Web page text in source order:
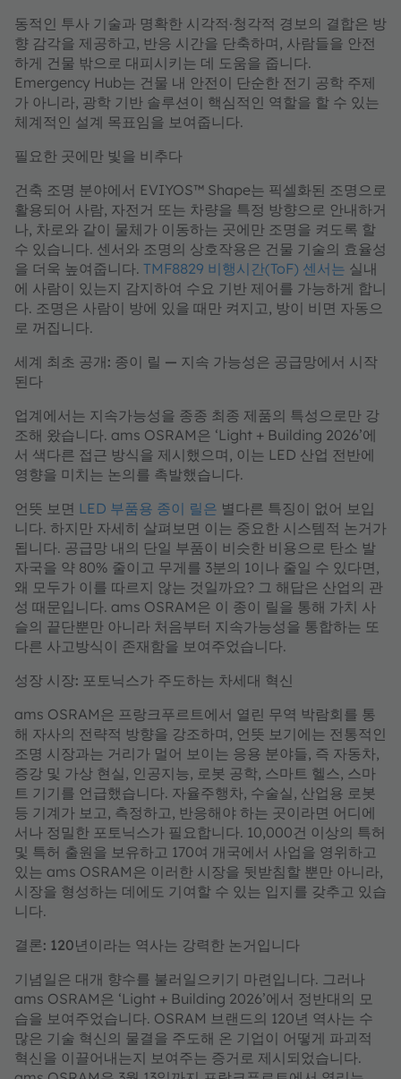
동적인 투사 기술과 명확한 시각적·청각적 경보의 결합은 방
향 감각을 제공하고, 반응 시간을 단축하며, 사람들을 안전
하게 건물 밖으로 대피시키는 데 도움을 줍니다.
Emergency Hub는 건물 내 안전이 단순한 전기 공학 주제
가 아니라, 광학 기반 솔루션이 핵심적인 역할을 할 수 있는
체계적인 설계 목표임을 보여줍니다.
필요한 곳에만 빛을 비추다
건축 조명 분야에서 EVIYOS™ Shape는 픽셀화된 조명으로
활용되어 사람, 자전거 또는 차량을 특정 방향으로 안내하거
나, 차로와 같이 물체가 이동하는 곳에만 조명을 켜도록 할
수 있습니다. 센서와 조명의 상호작용은 건물 기술의 효율성
을 더욱 높여줍니다. TMF8829 비행시간(ToF) 센서는 실내
에 사람이 있는지 감지하여 수요 기반 제어를 가능하게 합니
다. 조명은 사람이 방에 있을 때만 켜지고, 방이 비면 자동으
로 꺼집니다.
세계 최초 공개: 종이 릴 — 지속 가능성은 공급망에서 시작
된다
업계에서는 지속가능성을 종종 최종 제품의 특성으로만 강
조해 왔습니다. ams OSRAM은 ‘Light + Building 2026’에
서 색다른 접근 방식을 제시했으며, 이는 LED 산업 전반에
영향을 미치는 논의를 촉발했습니다.
언뜻 보면 LED 부품용 종이 릴은 별다른 특징이 없어 보입
니다. 하지만 자세히 살펴보면 이는 중요한 시스템적 논거가
됩니다. 공급망 내의 단일 부품이 비슷한 비용으로 탄소 발
자국을 약 80% 줄이고 무게를 3분의 1이나 줄일 수 있다면,
왜 모두가 이를 따르지 않는 것일까요? 그 해답은 산업의 관
성 때문입니다. ams OSRAM은 이 종이 릴을 통해 가치 사
슬의 끝단뿐만 아니라 처음부터 지속가능성을 통합하는 또
다른 사고방식이 존재함을 보여주었습니다.
성장 시장: 포토닉스가 주도하는 차세대 혁신
ams OSRAM은 프랑크푸르트에서 열린 무역 박람회를 통
해 자사의 전략적 방향을 강조하며, 언뜻 보기에는 전통적인
조명 시장과는 거리가 멀어 보이는 응용 분야들, 즉 자동차,
증강 및 가상 현실, 인공지능, 로봇 공학, 스마트 헬스, 스마
트 기기를 언급했습니다. 자율주행차, 수술실, 산업용 로봇
등 기계가 보고, 측정하고, 반응해야 하는 곳이라면 어디에
서나 정밀한 포토닉스가 필요합니다. 10,000건 이상의 특허
및 특허 출원을 보유하고 170여 개국에서 사업을 영위하고
있는 ams OSRAM은 이러한 시장을 뒷받침할 뿐만 아니라,
시장을 형성하는 데에도 기여할 수 있는 입지를 갖추고 있습
니다.
결론: 120년이라는 역사는 강력한 논거입니다
기념일은 대개 향수를 불러일으키기 마련입니다. 그러나
ams OSRAM은 ‘Light + Building 2026’에서 정반대의 모
습을 보여주었습니다. OSRAM 브랜드의 120년 역사는 수
많은 기술 혁신의 물결을 주도해 온 기업이 어떻게 파괴적
혁신을 이끌어내는지 보여주는 증거로 제시되었습니다.